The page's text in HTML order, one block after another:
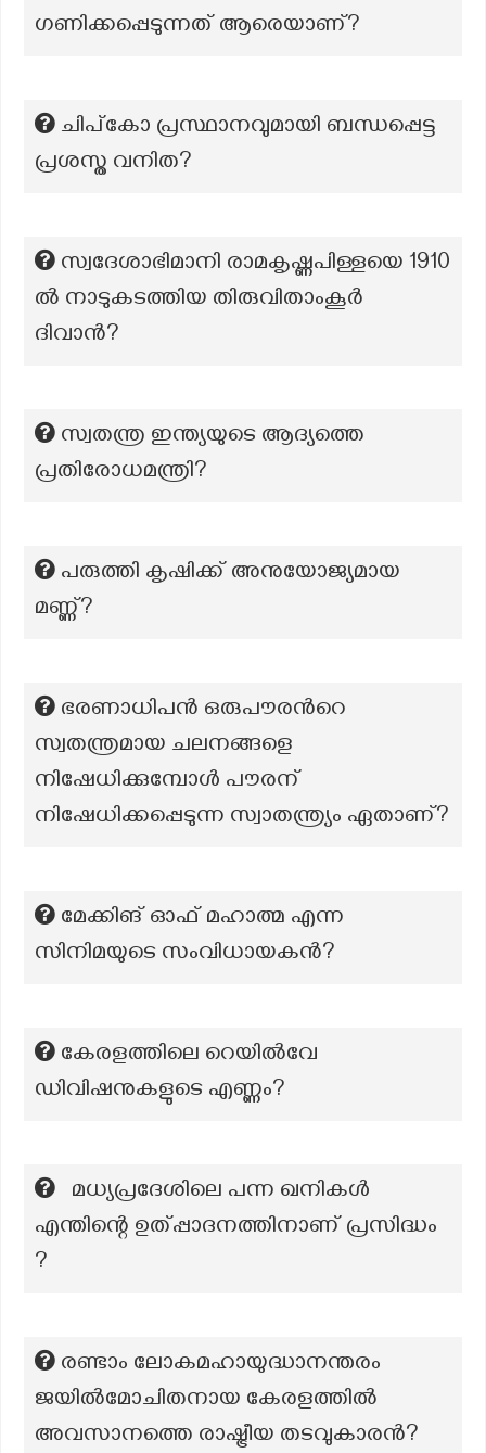
ഗണിക്കപ്പെടുന്നത് ആരെയാണ്?
ചിപ്കോ പ്രസ്ഥാനവുമായി ബന്ധപ്പെട്ട
പ്രശസ്ത വനിത?
സ്വദേശാഭിമാനി രാമകൃഷ്ണപിള്ളയെ 1910
ൽ നാടുകടത്തിയ തിരുവിതാംകൂർ
ദിവാൻ?
സ്വതന്ത്ര ഇന്ത്യയുടെ ആദ്യത്തെ
പ്രതിരോധമന്ത്രി?
പരുത്തി കൃഷിക്ക് അനുയോജ്യമായ
മണ്ണ്?
ഭരണാധിപൻ ഒരുപൗരന്‍റെ
സ്വതന്ത്രമായ ചലനങ്ങളെ
നിഷേധിക്കുമ്പോൾ പൗരന്
നിഷേധിക്കപ്പെടുന്ന സ്വാതന്ത്ര്യം ഏതാണ്?
മേക്കിങ് ഓഫ് മഹാത്മ എന്ന
സിനിമയുടെ സംവിധായകൻ?
കേരളത്തിലെ റെയിൽവേ
ഡിവിഷനുകളുടെ എണ്ണം?
മധ്യപ്രദേശിലെ പന്ന ഖനികൾ
എന്തിന്റെ ഉത്പ്പാദനത്തിനാണ് പ്രസിദ്ധം
?
രണ്ടാം ലോകമഹായുദ്ധാനന്തരം
ജയിൽമോചിതനായ കേരളത്തിൽ
അവസാനത്തെ രാഷ്ട്രീയ തടവുകാരൻ?